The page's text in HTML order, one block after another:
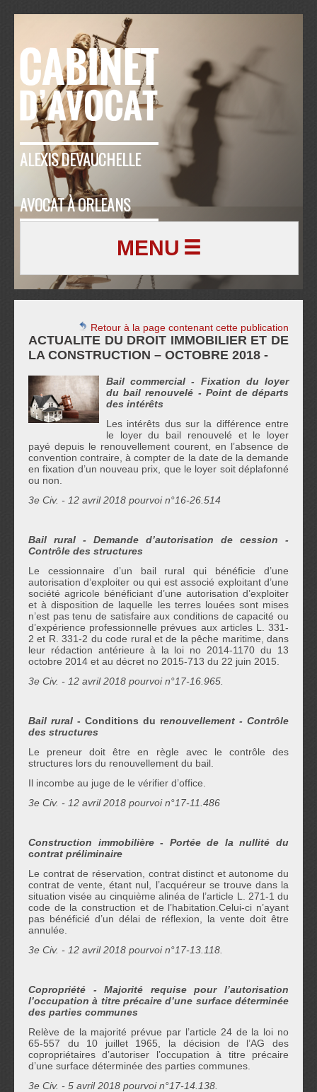
ALEXIS DEVAUCHELLE
AVOCAT À ORLEANS
MENU
Retour à la page contenant cette publication
ACTUALITE DU DROIT IMMOBILIER ET DE
LA CONSTRUCTION – OCTOBRE 2018 -
Bail commercial - Fixation du loyer
du bail renouvelé - Point de départs
des intérêts
Les intérêts dus sur la différence entre
le loyer du bail renouvelé et le loyer
payé depuis le renouvellement courent, en l’absence de
convention contraire, à compter de la date de la demande
en fixation d’un nouveau prix, que le loyer soit déplafonné
ou non.
3e Civ. - 12 avril 2018 pourvoi n°16-26.514
Bail rural - Demande d’autorisation de cession -
Contrôle des structures
Le cessionnaire d’un bail rural qui bénéficie d’une
autorisation d’exploiter ou qui est associé exploitant d’une
société agricole bénéficiant d’une autorisation d’exploiter
et à disposition de laquelle les terres louées sont mises
n’est pas tenu de satisfaire aux conditions de capacité ou
d’expérience professionnelle prévues aux articles L. 331-
2 et R. 331-2 du code rural et de la pêche maritime, dans
leur rédaction antérieure à la loi no 2014-1170 du 13
octobre 2014 et au décret no 2015-713 du 22 juin 2015.
3e Civ. - 12 avril 2018 pourvoi n°17-16.965.
Bail rural - Conditions du renouvellement - Contrôle
des structures
Le preneur doit être en règle avec le contrôle des
structures lors du renouvellement du bail.
Il incombe au juge de le vérifier d’office.
3e Civ. - 12 avril 2018 pourvoi n°17-11.486
Construction immobilière- Portée de la nullité du
contrat préliminaire
Le contrat de réservation, contrat distinct et autonome du
contrat de vente, étant nul, l’acquéreur se trouve dans la
situation visée au cinquième alinéa de l’article L. 271-1 du
code de la construction et de l’habitation.Celui-ci n’ayant
pas bénéficié d’un délai de réflexion, la vente doit être
annulée.
3e Civ. - 12 avril 2018 pourvoi n°17-13.118.
Copropriété - Majorité requise pour l’autorisation
l’occupation à titre précaire d’une surface déterminée
des parties communes
Relève de la majorité prévue par l’article 24 de la loi no
65-557 du 10 juillet 1965, la décision de l’AG des
copropriétaires d’autoriser l’occupation à titre précaire
d’une surface déterminée des parties communes.
3e Civ. - 5 avril 2018 pourvoi n°17-14.138.